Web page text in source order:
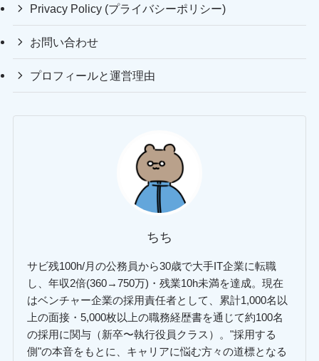
Privacy Policy (プライバシーポリシー)
お問い合わせ
プロフィールと運営理由
ちち
サビ残100h/月の公務員から30歳で大手IT企業に転職
し、年収2倍(360→750万)・残業10h未満を達成。現在
はベンチャー企業の採用責任者として、累計1,000名以
上の面接・5,000枚以上の職務経歴書を通じて約100名
の採用に関与（新卒〜執行役員クラス）。"採用する
側"の本音をもとに、キャリアに悩む方々の道標となる